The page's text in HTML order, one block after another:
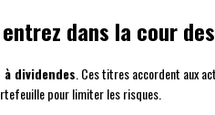
dans la cour
dividendes . Ces titres accordent aux
pour limiter les risques.